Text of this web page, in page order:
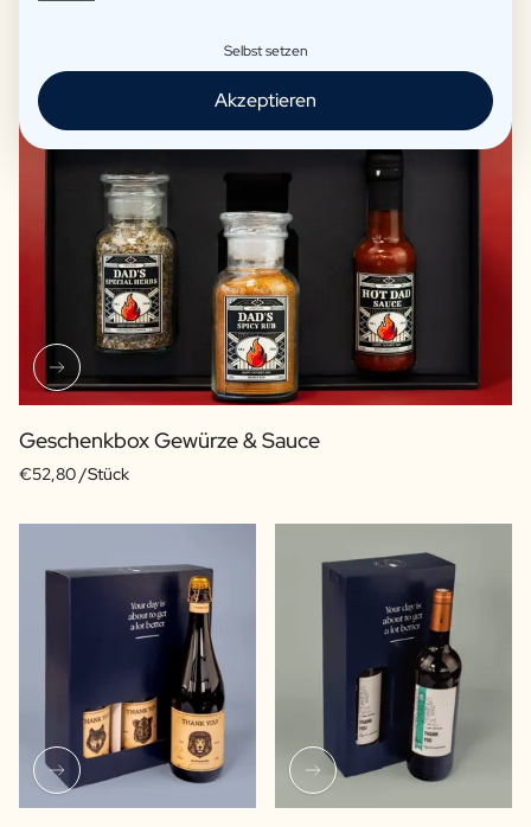
Geschenkbox Gewürze & Sauce
€52,80 /Stück
Selbst setzen
Akzeptieren